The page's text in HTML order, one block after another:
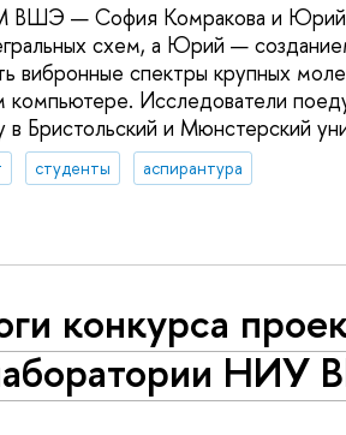
ВШЭ — София Комракова и
схем, а Юрий —
вибронные спектры крупных
Исследователи
Бристольский и Мюнстерский
студенты
аспирантура
конкурса